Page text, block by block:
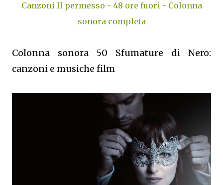
Canzoni Il permesso - 48 ore fuori - Colonna
sonora completa
Colonna sonora 50 Sfumature di Nero:
canzoni e musiche film